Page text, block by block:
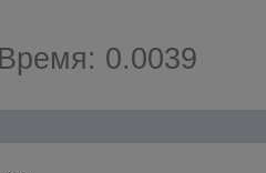
Время: 0.0039